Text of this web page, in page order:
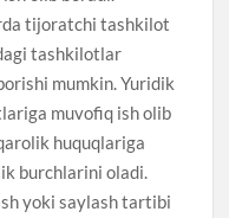
tijoratchi tashkilot
tashkilotlar
mumkin. Yuridik
muvofiq ish olib
huquqlariga
burchlarini oladi.
yoki saylash tartibi